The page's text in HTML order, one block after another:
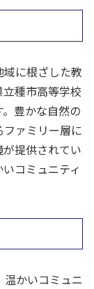
に根ざした教
種市高等学校
豊かな自然の
ァミリー層に
提供されてい
コミュニティ
かいコミュニ